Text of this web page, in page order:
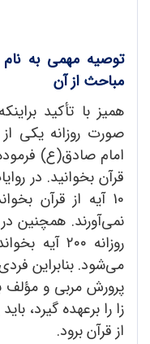
توصیه مهمی به نام
مباحث از آن
همیز با تأکید
صورت روزانه یکی
قرآن بخوانید. در
10 آیه از قرآن
نمی‌آورند. همچنین
روزانه
می‌شود. بنابراین
پرورش مربی و مؤلف
زا را برعهده گیرد،
از قرآن برود.